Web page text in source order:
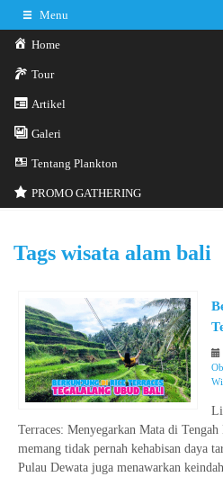
Menu
Home
Tour
Artikel
Galeri
Tentang Plankton
PROMO GATHERING
Tags wisata alam bali
Terraces: Menyegarkan Mata di
memang tidak pernah kehabisan daya
Pulau Dewata juga menawarkan